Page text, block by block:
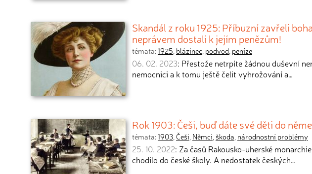
Skandál z roku 1925: Příbuzní zavřeli
neprávem dostali k jejím penězům!
témata:1925, blázinec, podvod, peníze
06. 02. 2023: Přestože netrpíte žádnou duševní
nemocnici a k tomu ještě čelit vyhrožování a…
Rok 1903: Češi, buď dáte své děti do
témata:1903,Češi, Němci, škoda, národnostní problémy
25. 10. 2022: Za časů Rakousko-uherské
chodilo do české školy. A nedostatek českých…